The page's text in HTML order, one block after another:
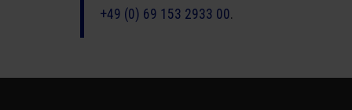
+49 (0) 69 153 2933 00.